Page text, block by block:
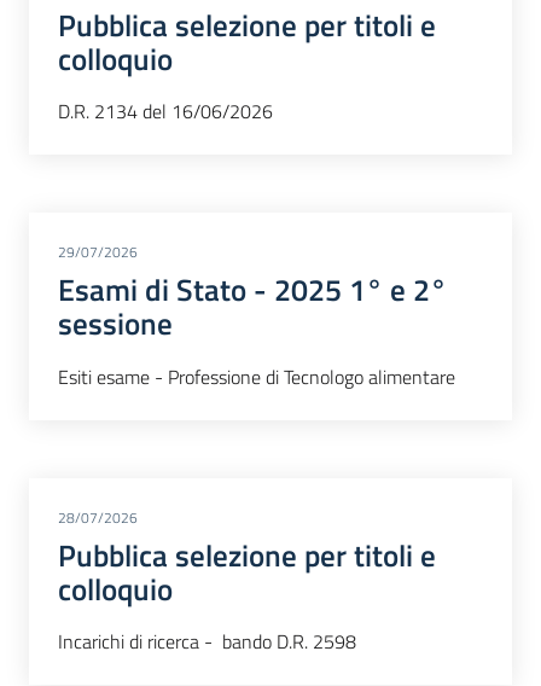
Pubblica selezione per titoli e
colloquio
D.R. 2134 del 16/06/2026
29/07/2026
Esami di Stato - 2025 1° e 2°
sessione
Esiti esame - Professione di Tecnologo alimentare
28/07/2026
Pubblica selezione per titoli e
colloquio
Incarichi di ricerca - bando D.R. 2598